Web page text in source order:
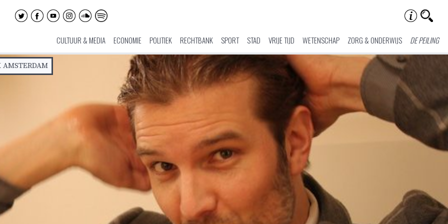
CULTUUR & MEDIA ECONOMIE POLITIEK RECHTBANK SPORT STAD VRIJE TIJD WETENSCHAP ZORG & ONDERWIJS DE PEILING
AMSTERDAM